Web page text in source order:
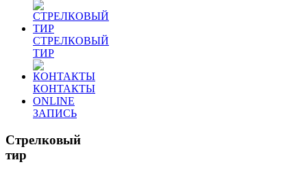
СТРЕЛКОВЫЙ
ТИР
КОНТАКТЫ
ONLINE
ЗАПИСЬ
Стрелковый
тир